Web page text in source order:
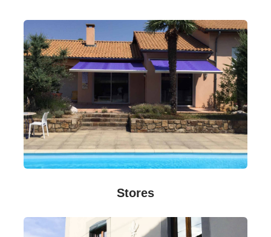
Stores